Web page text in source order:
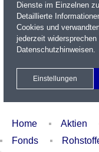
Name / WKN / ISIN / Kürzel
Xetra Realtime
Home Aktien
Fonds
Dienste im Einzelnen
Detaillierte
Cookies und
jederzeit
Datenschutzhinweisen.
Einstellungen